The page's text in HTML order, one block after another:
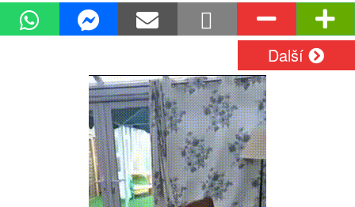
Další